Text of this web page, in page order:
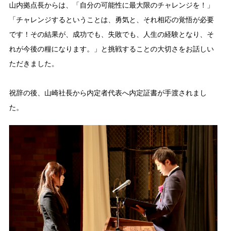
山内拠点長からは、「自分の可能性に最大限のチャレンジを！」
「チャレンジするということは、勇気と、それ相応の覚悟が必要
です！その結果が、成功でも、失敗でも、人生の経験となり、そ
れが今後の糧になります。」と挑戦することの大切さをお話しい
ただきました。
祝辞の後、山崎社長から内定者代表へ内定証書が手渡されまし
た。